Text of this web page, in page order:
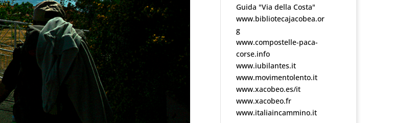
Guida "Via della Costa"
www.bibliotecajacobea.or
g
www.compostelle-paca-
corse.info
www.iubilantes.it
www.movimentolento.it
www.xacobeo.es/it
www.xacobeo.fr
www.italiaincammino.it